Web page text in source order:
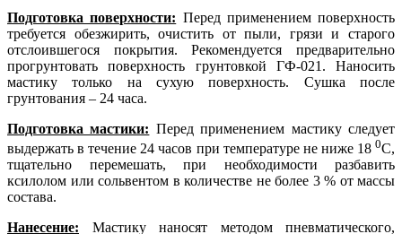
Подготовка поверхности: Перед применением поверхность
требуется обезжирить, очистить от пыли, грязи и старого
отслоившегося покрытия. Рекомендуется предварительно
прогрунтовать поверхность грунтовкой ГФ-021. Наносить
мастику только на сухую поверхность. Сушка после
грунтования – 24 часа.
Подготовка мастики: Перед применением мастику следует
выдержать в течение 24 часов при температуре не ниже 18 0С,
тщательно перемешать, при необходимости разбавить
ксилолом или сольвентом в количестве не более 3 % от массы
состава.
Нанесение: Мастику наносят методом пневматического,